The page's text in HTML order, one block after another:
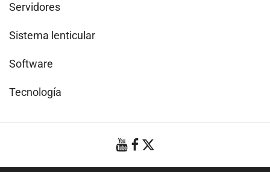
Servidores
Sistema lenticular
Software
Tecnología